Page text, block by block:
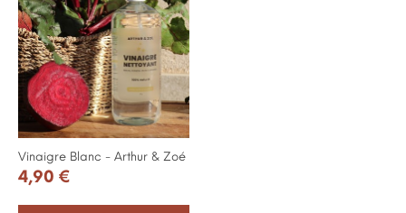
Vinaigre Blanc - Arthur & Zoé
4,90 €